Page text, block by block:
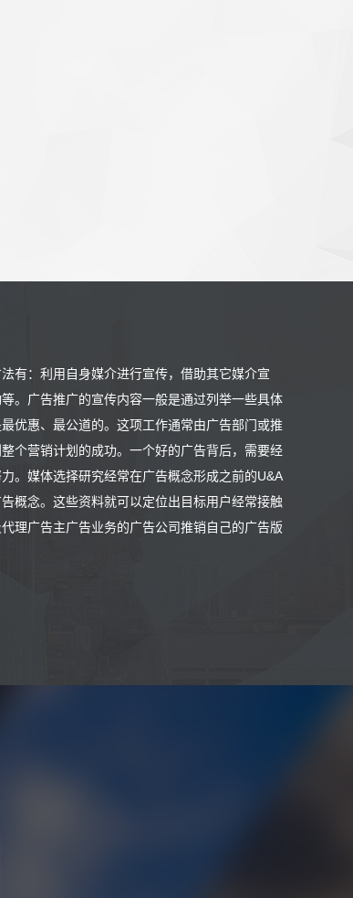
有：利用自身媒介进行宣传，借助其它媒介宣
。广告推广的宣传内容一般是通过列举一些具体
优惠、最公道的。这项工作通常由广告部门或推
个营销计划的成功。一个好的广告背后，需要经
。媒体选择研究经常在广告概念形成之前的U&A
概念。这些资料就可以定位出目标用户经常接触
理广告主广告业务的广告公司推销自己的广告版